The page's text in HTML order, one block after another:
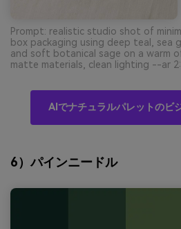
Prompt: realistic studio shot of
box packaging using deep teal, sea
and soft botanical sage on a warm
matte materials, clean lighting --ar
AIでナチュラルパレットのビ
6）パインニードル